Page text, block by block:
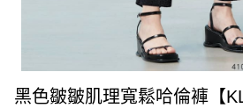
黑色皺皺肌理寬鬆哈倫褲【